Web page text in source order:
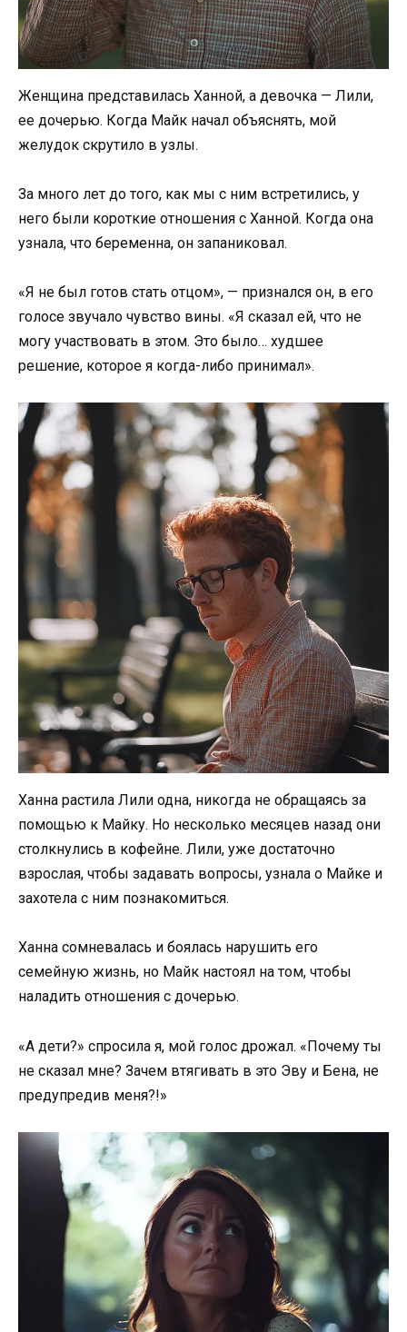
Женщина представилась Ханной, а девочка — Лили,
ее дочерью. Когда Майк начал объяснять, мой
желудок скрутило в узлы.
За много лет до того, как мы с ним встретились, у
него были короткие отношения с Ханной. Когда она
узнала, что беременна, он запаниковал.
«Я не был готов стать отцом», — признался он, в его
голосе звучало чувство вины. «Я сказал ей, что не
могу участвовать в этом. Это было… худшее
решение, которое я когда-либо принимал».
Ханна растила Лили одна, никогда не обращаясь за
помощью к Майку. Но несколько месяцев назад они
столкнулись в кофейне. Лили, уже достаточно
взрослая, чтобы задавать вопросы, узнала о Майке и
захотела с ним познакомиться.
Ханна сомневалась и боялась нарушить его
семейную жизнь, но Майк настоял на том, чтобы
наладить отношения с дочерью.
«А дети?» спросила я, мой голос дрожал. «Почему ты
не сказал мне? Зачем втягивать в это Эву и Бена, не
предупредив меня?!»